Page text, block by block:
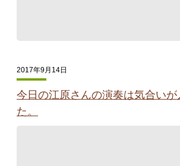
2017年9月14日
今日の江原さんの演奏は気合いが
た。